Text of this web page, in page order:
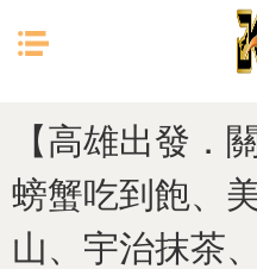
目前位置：
【高雄出發．
螃蟹吃到飽、
山、宇治抹茶